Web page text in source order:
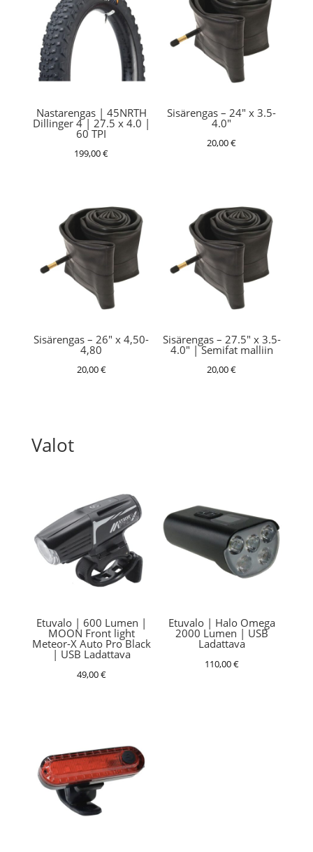
Nastarengas | 45NRTH
Dillinger 4 | 27.5 x 4.0 |
60 TPI
199,00€
Sisärengas – 24″ x 3.5-
4.0″
20,00€
Sisärengas – 26″ x 4,50-
4,80
20,00€
Sisärengas – 27.5″ x 3.5-
4.0″ | Semifat malliin
20,00€
Valot
Etuvalo | 600 Lumen |
MOON Front light
Meteor-X Auto Pro Black
| USB Ladattava
49,00€
Etuvalo | Halo Omega
2000 Lumen | USB
Ladattava
110,00€